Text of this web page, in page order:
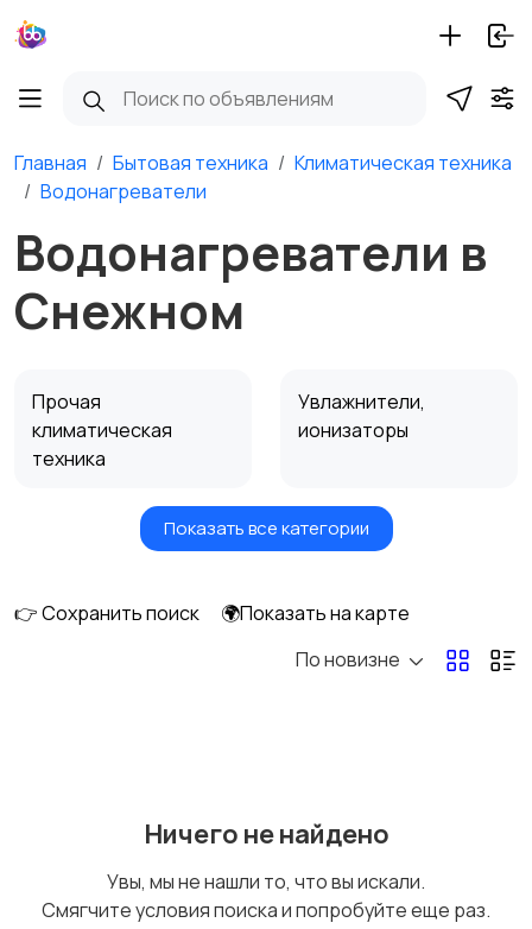
Главная Бытовая техника
Климатическая техника
Водонагреватели
Водонагреватели в
Снежном
Прочая
климатическая
техника
Увлажнители,
ионизаторы
Вентиляторы Обогреватели
Кондиционеры и
Показать все категории
👉 Сохранить поиск
🌍Показать на карте
По новизне
Ничего не найдено
Увы, мы не нашли то, что вы искали.
Смягчите условия поиска и попробуйте еще раз.